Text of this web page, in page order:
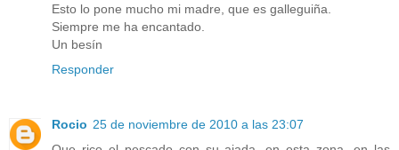
Esto lo pone mucho mi madre, que es galleguiña.
Siempre me ha encantado.
Un besín
Responder
Rocio 25 de noviembre de 2010 a las 23:07